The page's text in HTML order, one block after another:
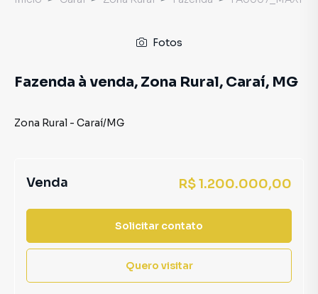
Fotos
Fazenda à venda, Zona Rural, Caraí, MG
Zona Rural - Caraí/MG
Venda R$ 1.200.000,00
Solicitar contato
Quero visitar